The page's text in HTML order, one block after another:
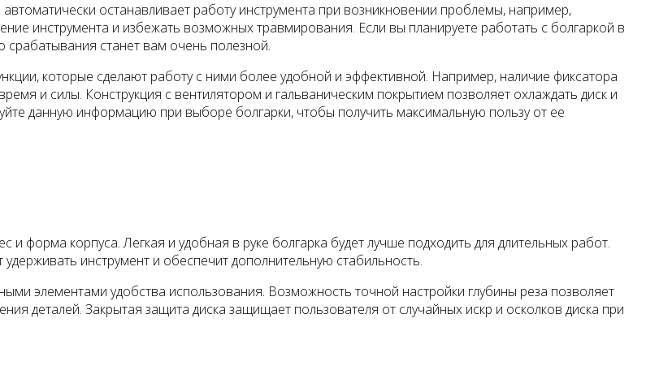
останавливает работу инструмента при возникновении проблемы, например,
инструмента и избежать возможных травмирования. Если вы планируете работать с болгаркой в
срабатывания станет вам очень полезной.
которые сделают работу с ними более удобной и эффективной. Например, наличие фиксатора
и силы. Конструкция с вентилятором и гальваническим покрытием позволяет охлаждать диск и
данную информацию при выборе болгарки, чтобы получить максимальную пользу от ее
форма корпуса. Легкая и удобная в руке болгарка будет лучше подходить для длительных работ.
инструмент и обеспечит дополнительную стабильность.
элементами удобства использования. Возможность точной настройки глубины реза позволяет
деталей. Закрытая защита диска защищает пользователя от случайных искр и осколков диска при